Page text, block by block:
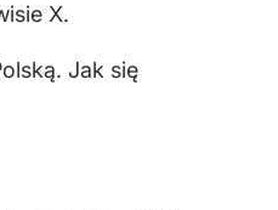
X.
Jak się